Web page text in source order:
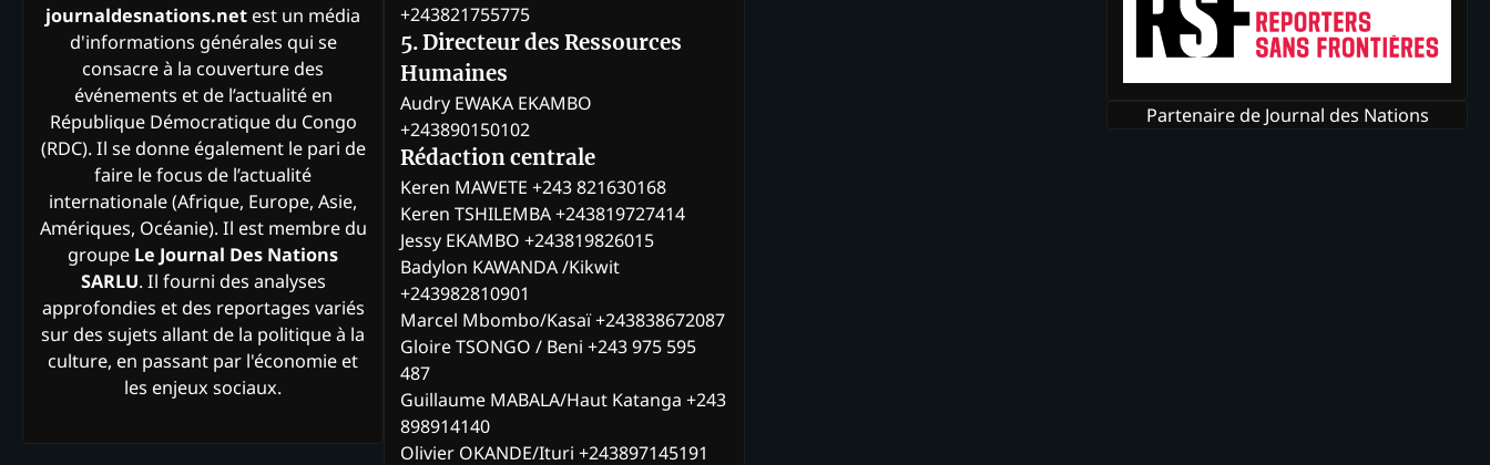
journaldesnations.net est un média
d'informations générales qui se
consacre à la couverture des
événements et de l’actualité en
République Démocratique du Congo
(RDC). Il se donne également le pari de
faire le focus de l’actualité
internationale (Afrique, Europe, Asie,
Amériques, Océanie). Il est membre du
groupe Le Journal Des Nations
SARLU. Il fourni des analyses
approfondies et des reportages variés
sur des sujets allant de la politique à la
culture, en passant par l'économie et
les enjeux sociaux.
+243821755775
5. Directeur des Ressources
Humaines
Audry EWAKA EKAMBO
+243890150102
Rédaction centrale
Keren MAWETE +243 821630168
Keren TSHILEMBA +243819727414
Jessy EKAMBO +243819826015
Badylon KAWANDA /Kikwit
+243982810901
Marcel Mbombo/Kasaï +243838672087
Gloire TSONGO / Beni +243 975 595
487
Guillaume MABALA/Haut Katanga +243
898914140
Olivier OKANDE/Ituri +243897145191
Partenaire de Journal des Nations